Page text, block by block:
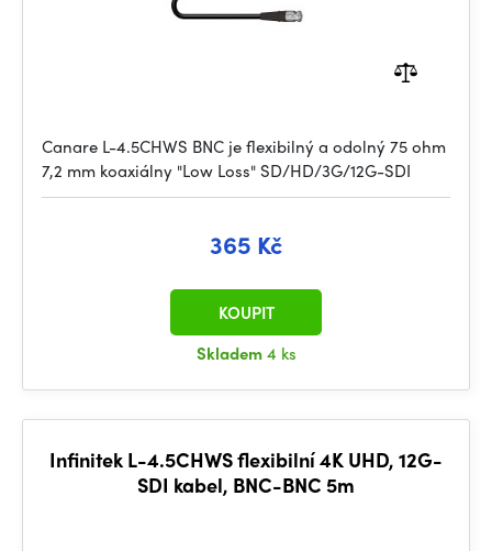
Canare L-4.5CHWS BNC je flexibilný a odolný 75 ohm
7,2 mm koaxiálny "Low Loss" SD/HD/3G/12G-SDI
365 Kč
Skladem4 ks
KOUPIT
Infinitek L-4.5CHWS flexibilní 4K UHD, 12G-
SDI kabel, BNC-BNC 5m